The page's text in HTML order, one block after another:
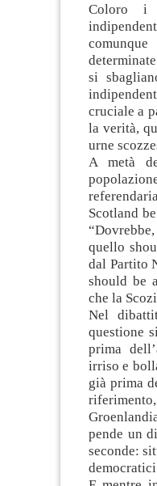
Coloro i
si
cruciale a
la verità,
urne
A metà
Scotland
quello
dal Partito
should be
che la
Nel
questione
prima
irriso e
già prima
pende un
seconde: